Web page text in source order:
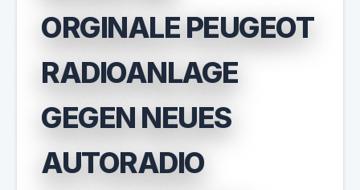
ORGINALE PEUGEOT
RADIOANLAGE
GEGEN NEUES
AUTORADIO